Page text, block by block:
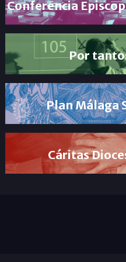
Conferencia
Por
Plan Málaga
Cáritas